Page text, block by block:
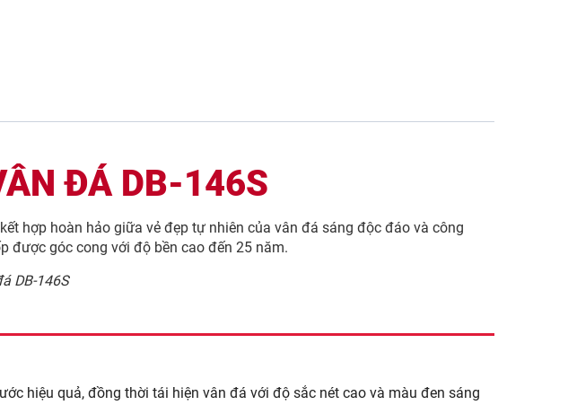
ĐÁ DB-146S
hợp hoàn hảo giữa vẻ đẹp tự nhiên của vân đá sáng độc đáo và công
được góc cong với độ bền cao đến 25 năm.
DB-146S
hiệu quả, đồng thời tái hiện vân đá với độ sắc nét cao và màu đen sáng